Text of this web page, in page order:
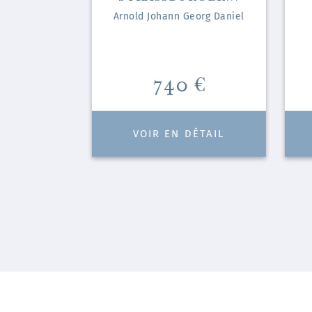
Arnold Johann Georg Daniel
Prix
740 €
VOIR EN DÉTAIL